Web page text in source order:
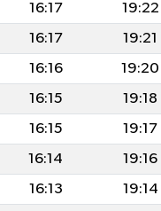
16:17 19:22
16:17 19:21
16:16 19:20
16:15 19:18
16:15 19:17
16:14 19:16
16:13 19:14